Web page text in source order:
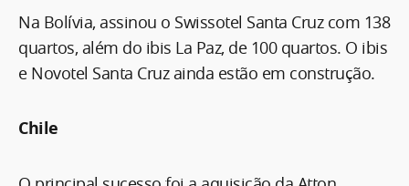
Na Bolívia, assinou o Swissotel Santa Cruz com 138
quartos, além do ibis La Paz, de 100 quartos. O ibis
e Novotel Santa Cruz ainda estão em construção.
Chile